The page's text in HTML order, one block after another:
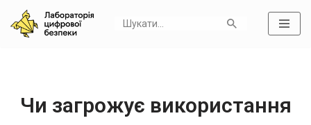
Skip
Чи загрожує використання